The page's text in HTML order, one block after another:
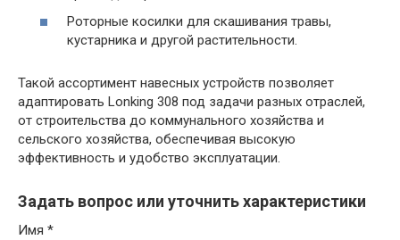
Роторные косилки для скашивания травы,
кустарника и другой растительности.
Такой ассортимент навесных устройств позволяет
адаптировать Lonking 308 под задачи разных отраслей,
от строительства до коммунального хозяйства и
сельского хозяйства, обеспечивая высокую
эффективность и удобство эксплуатации.
Задать вопрос или уточнить характеристики
Имя *